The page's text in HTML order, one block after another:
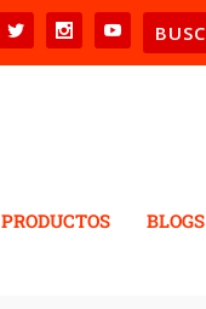
PRODUCTOS BLOGS